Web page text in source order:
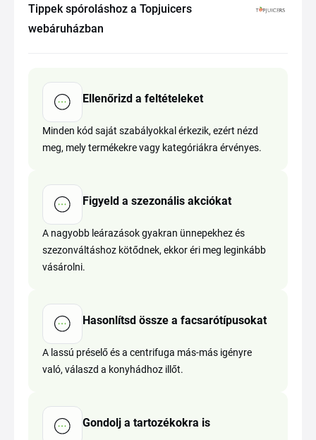
Tippek spóroláshoz a Topjuicers
webáruházban
Ellenőrizd a feltételeket
Minden kód saját szabályokkal érkezik, ezért nézd
meg, mely termékekre vagy kategóriákra érvényes.
Figyeld a szezonális akciókat
A nagyobb leárazások gyakran ünnepekhez és
szezonváltáshoz kötődnek, ekkor éri meg leginkább
vásárolni.
Hasonlítsd össze a facsarótípusokat
A lassú préselő és a centrifuga más-más igényre
való, válaszd a konyhádhoz illőt.
Gondolj a tartozékokra is